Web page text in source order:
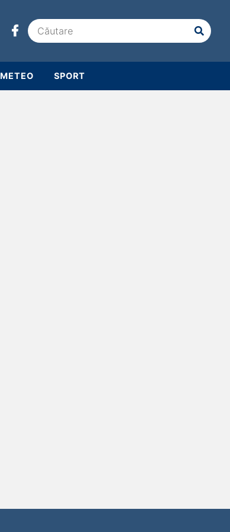
METEO SPORT